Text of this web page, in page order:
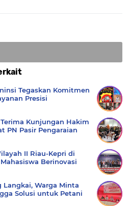
Tegaskan Komitmen
Presisi
Kunjungan Hakim
PN Pasir Pengaraian
II Riau-Kepri di
Berinovasi
Langkai, Warga Minta
Solusi untuk Petani